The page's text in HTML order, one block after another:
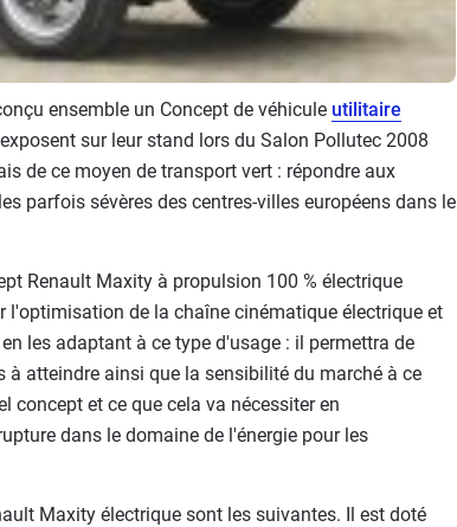
ensemble un Concept de véhicule utilitaire
sur leur stand lors du Salon Pollutec 2008
de ce moyen de transport vert : répondre aux
parfois sévères des centres-villes européens dans le
Renault Maxity à propulsion 100 % électrique
l'optimisation de la chaîne cinématique électrique et
les adaptant à ce type d'usage : il permettra de
atteindre ainsi que la sensibilité du marché à ce
concept et ce que cela va nécessiter en
dans le domaine de l'énergie pour les
Maxity électrique sont les suivantes. Il est doté